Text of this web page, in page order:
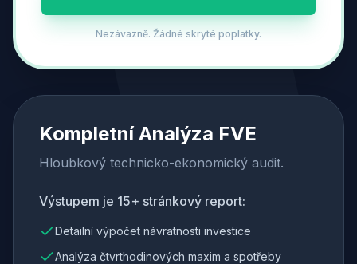
Nezávazně. Žádné skryté poplatky.
Kompletní Analýza FVE
Hloubkový technicko-ekonomický audit.
Výstupem je 15+ stránkový report:
Detailní výpočet návratnosti investice
Analýza čtvrthodinových maxim a spotřeby